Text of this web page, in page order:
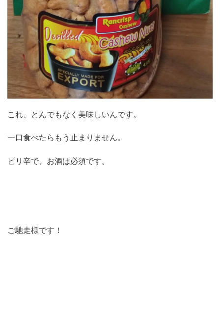
これ、とんでもなく美味しいんです。
一口食べたらもう止まりません。
ピリ辛で、お酒は必須です。
ご馳走様です！